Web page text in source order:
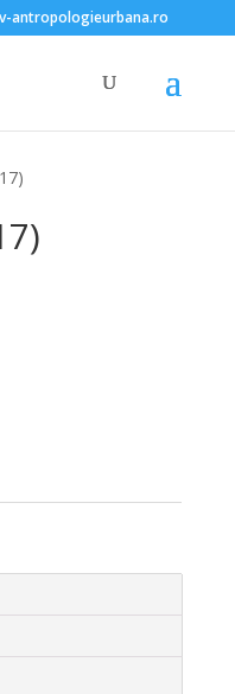
antropologieurbana.ro